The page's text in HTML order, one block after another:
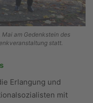
am Gedenkstein des
statt.
Erlangung und
mit